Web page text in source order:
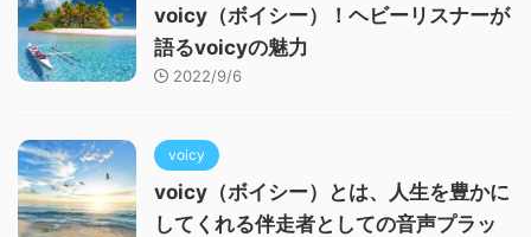
voicy（ボイシー）！ヘビーリスナーが
語るvoicyの魅力
2022/9/6
voicy
voicy（ボイシー）とは、人生を豊かに
してくれる伴走者としての音声プラッ